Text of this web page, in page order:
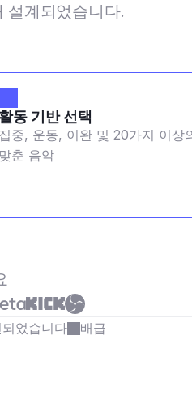
설계되었습니다.
활동 기반 선택
집중, 운동, 이완 및 20가지 이상
맞춘 음악
었습니다 배급